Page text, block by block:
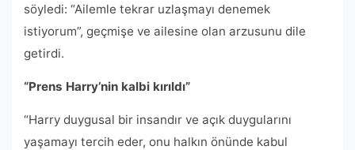
söyledi: “Ailemle tekrar uzlaşmayı denemek
istiyorum”, geçmişe ve ailesine olan arzusunu dile
getirdi.
“Prens Harry’nin kalbi kırıldı”
“Harry duygusal bir insandır ve açık duygularını
yaşamayı tercih eder, onu halkın önünde kabul